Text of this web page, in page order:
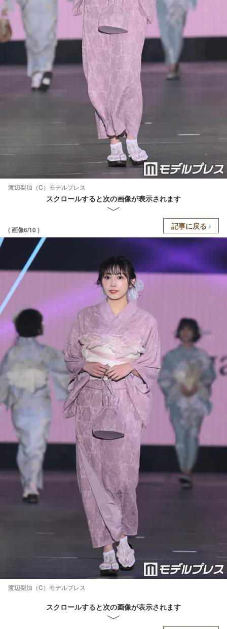
渡辺梨加（C）モデルプレス
スクロールすると次の画像が表示されます
( 画像6/10 ) 記事に戻る
渡辺梨加（C）モデルプレス
スクロールすると次の画像が表示されます